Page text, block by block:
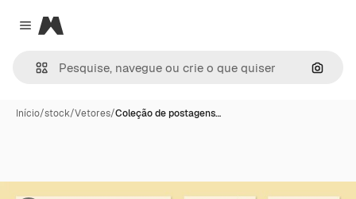
Close menu
Magnific
Início/stock/Vetores/Coleção de postagens…